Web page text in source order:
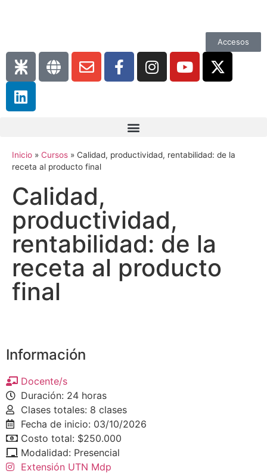
Accesos
Inicio » Cursos » Calidad, productividad, rentabilidad: de la
receta al producto final
Calidad,
productividad,
rentabilidad: de la
receta al producto
final
Información
Docente/s
Duración: 24 horas
Clases totales: 8 clases
Fecha de inicio: 03/10/2026
Costo total: $250.000
Modalidad: Presencial
Extensión UTN Mdp